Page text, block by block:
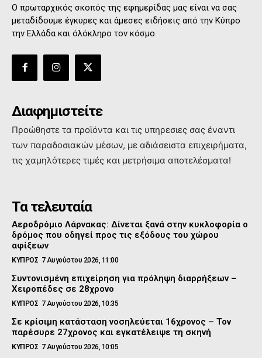
Ο πρωταρχικός σκοπός της εφημερίδας μας είναι να σας
μεταδίδουμε έγκυρες και άμεσες ειδήσεις από την Κύπρο
την Ελλάδα και όλόκληρο τον κόσμο.
Διαφημιστείτε
Προώθηστε τα προϊόντα και τις υπηρεσιες σας έναντι
των παραδοσιακών μέσων, με αδιάσειστα επιχειρήματα,
τις χαμηλότερες τιμές και μετρήσιμα αποτελέσματα!
Τα τελευταία
Αεροδρόμιο Λάρνακας: Δίνεται ξανά στην κυκλοφορία ο
δρόμος που οδηγεί προς τις εξόδους του χώρου
αφίξεων
ΚΥΠΡΟΣ 7 Αυγούστου 2026, 11:00
Συντονισμένη επιχείρηση για πρόληψη διαρρήξεων –
Χειροπέδες σε 28χρονο
ΚΥΠΡΟΣ 7 Αυγούστου 2026, 10:35
Σε κρίσιμη κατάσταση νοσηλεύεται 16χρονος – Τον
παρέσυρε 27χρονος και εγκατέλειψε τη σκηνή
ΚΥΠΡΟΣ 7 Αυγούστου 2026, 10:05